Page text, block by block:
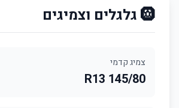
🛞 גלגלים וצמיגים
צמיג קדמי
145/80 R13